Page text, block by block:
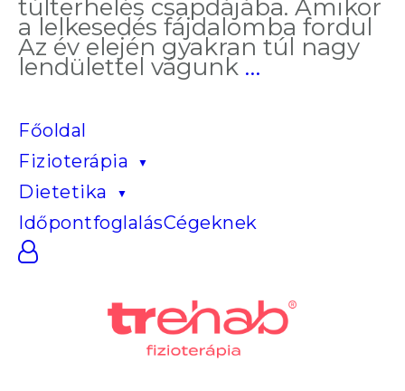
túlterhelés csapdájába. Amikor
a lelkesedés fájdalomba fordul
Az év elején gyakran túl nagy
lendülettel vágunk …
Főoldal
Fizioterápia
Dietetika
IdőpontfoglalásCégeknek